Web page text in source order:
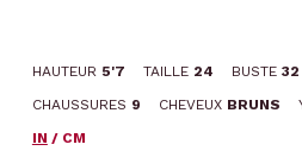
HAUTEUR 5'7 TAILLE 24 BUSTE 32
CHAUSSURES 9 CHEVEUX BRUNS
IN / CM